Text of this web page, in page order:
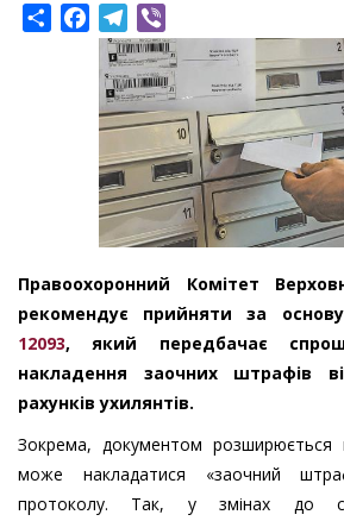
ShareFacebookTelegram
Правоохоронний Комітет
рекомендує прийняти за
12093, який передбачає
накладення заочних штрафів
рахунків ухилянтів.
Зокрема, документом розширюється
може накладатися «заочний
протоколу. Так, у змінах до